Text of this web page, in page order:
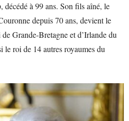
à 99 ans. Son fils aîné, le
depuis 70 ans, devient le
Grande-Bretagne et d’Irlande du
roi de 14 autres royaumes du